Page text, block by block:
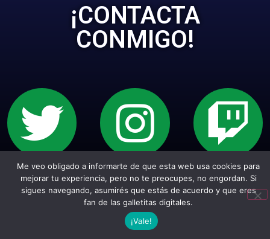
¡CONTACTA
CONMIGO!
Sitio web creado con Wordpress. Todos los
empepiderechos reservados.
Me veo obligado a informarte de que esta web usa cookies para
mejorar tu experiencia, pero no te preocupes, no engordan. Si
sigues navegando, asumirés que estás de acuerdo y que eres
fan de las galletitas digitales.
¡Vale!